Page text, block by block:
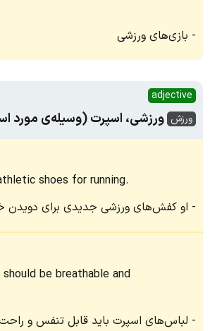
بازی‌های ورزشی
adjective
ورزش ورزشی، اسپرت (وسیله‌ی مورد
shoes for running.
او کفش‌های ورزشی جدیدی برای دویدن
be breathable and
لباس‌های اسپرت باید قابل تنفس و